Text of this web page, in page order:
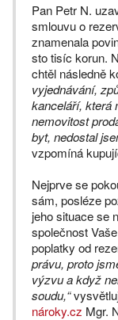
Pan Petr N.
smlouvu o
znamenala
sto tisíc korun.
chtěl následně
vyjednávání,
kanceláří, která
nemovitost
byt, nedostal
vzpomíná
Nejprve se
sám, posléze
jeho situace se
společnost
poplatky od
právu, proto
výzvu a když
soudu,“
nároky.cz Mgr.